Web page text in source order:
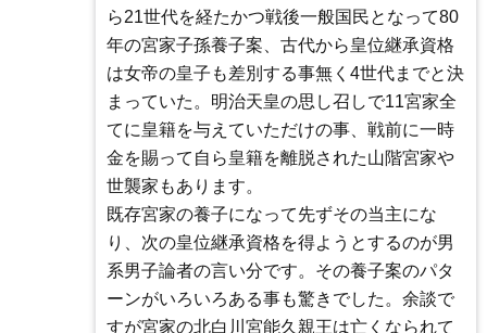
ら21世代を経たかつ戦後一般国民となって80
年の宮家子孫養子案、古代から皇位継承資格
は女帝の皇子も差別する事無く4世代までと決
まっていた。明治天皇の思し召しで11宮家全
てに皇籍を与えていただけの事、戦前に一時
金を賜って自ら皇籍を離脱された山階宮家や
世襲家もあります。
既存宮家の養子になって先ずその当主にな
り、次の皇位継承資格を得ようとするのが男
系男子論者の言い分です。その養子案のパタ
ーンがいろいろある事も驚きでした。余談で
すが宮家の北白川宮能久親王は亡くなられて